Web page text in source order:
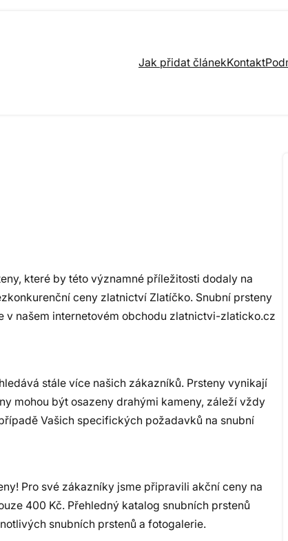
Jak přidat článekKontakt
které by této významné příležitosti dodaly na
ceny zlatnictví Zlatíčko. Snubní prsteny
v našem internetovém obchodu zlatnictvi-zlaticko.cz
stále více našich zákazníků. Prsteny vynikají
mohou být osazeny drahými kameny, záleží vždy
Vašich specifických požadavků na snubní
Pro své zákazníky jsme připravili akční ceny na
400 Kč. Přehledný katalog snubních prstenů
snubních prstenů a fotogalerie.